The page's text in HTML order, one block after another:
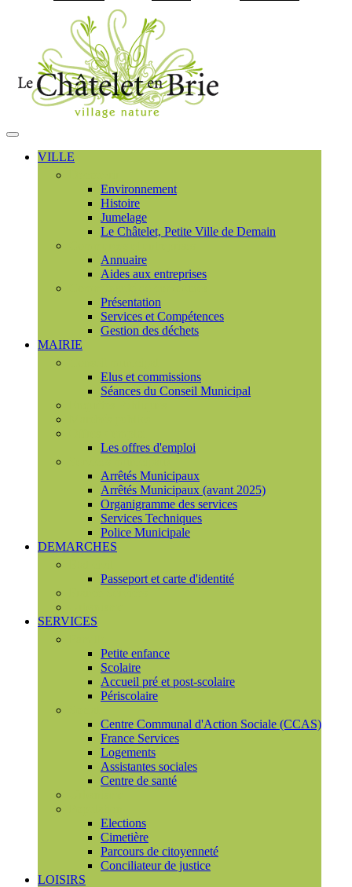
MENU
PRINCIPAL
VILLE
Environnement
Histoire
Jumelage
Le Châtelet, Petite Ville de Demain
Annuaire
Aides aux entreprises
Présentation
Services et Compétences
Gestion des déchets
MAIRIE
Elus et commissions
Séances du Conseil Municipal
Les offres d'emploi
Arrêtés Municipaux
Arrêtés Municipaux (avant 2025)
Organigramme des services
Services Techniques
Police Municipale
DEMARCHES
Passeport et carte d'identité
SERVICES
Petite enfance
Scolaire
Accueil pré et post-scolaire
Périscolaire
Centre Communal d'Action Sociale (CCAS)
France Services
Logements
Assistantes sociales
Centre de santé
Elections
Cimetière
Parcours de citoyenneté
Conciliateur de justice
LOISIRS